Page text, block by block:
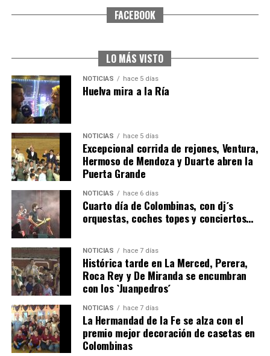
SEXTA CORRIDA DE LAS FIESTAS COLOMBINAS
6º DÍA DE LAS FIESTAS COLOMBINAS 2026
hace 4 días Huelvatv
QUINTA CORRIDA DE LAS FIESTAS COLOMBINAS
2026
FACEBOOK
LO MÁS VISTO
NOTICIAS hace 5 días
Huelva mira a la Ría
NOTICIAS hace 5 días
Excepcional corrida de rejones, Ventura,
Hermoso de Mendoza y Duarte abren la
Puerta Grande
NOTICIAS hace 6 días
Cuarto día de Colombinas, con dj´s
orquestas, coches topes y conciertos…
NOTICIAS hace 7 días
Histórica tarde en La Merced, Perera,
Roca Rey y De Miranda se encumbran
con los `Juanpedros´
NOTICIAS hace 7 días
La Hermandad de la Fe se alza con el
premio mejor decoración de casetas en
Colombinas